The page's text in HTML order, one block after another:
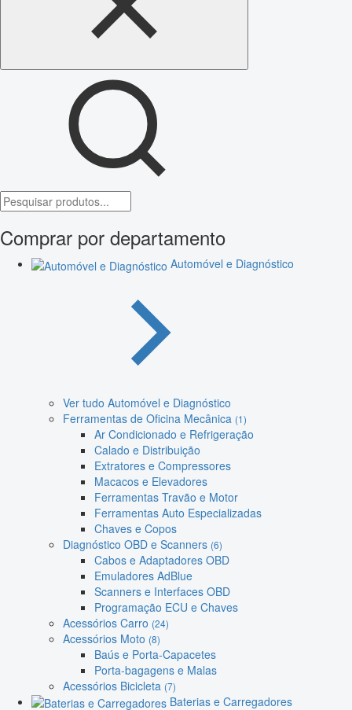
Comprar por departamento
Automóvel e Diagnóstico
Ver tudo Automóvel e Diagnóstico
Ferramentas de Oficina Mecânica (1)
Ar Condicionado e Refrigeração
Calado e Distribuição
Extratores e Compressores
Macacos e Elevadores
Ferramentas Travão e Motor
Ferramentas Auto Especializadas
Chaves e Copos
Diagnóstico OBD e Scanners (6)
Cabos e Adaptadores OBD
Emuladores AdBlue
Scanners e Interfaces OBD
Programação ECU e Chaves
Acessórios Carro (24)
Acessórios Moto (8)
Baús e Porta-Capacetes
Porta-bagagens e Malas
Acessórios Bicicleta (7)
Baterias e Carregadores